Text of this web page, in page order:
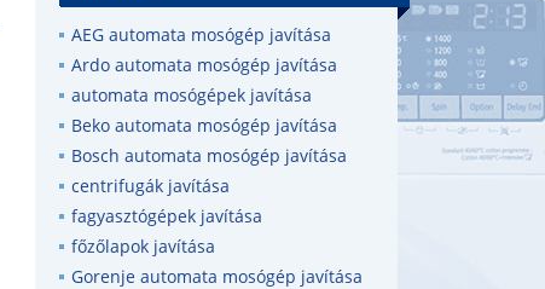
AEG automata mosógép javítása
Ardo automata mosógép javítása
automata mosógépek javítása
Beko automata mosógép javítása
Bosch automata mosógép javítása
centrifugák javítása
fagyasztógépek javítása
főzőlapok javítása
Gorenje automata mosógép javítása